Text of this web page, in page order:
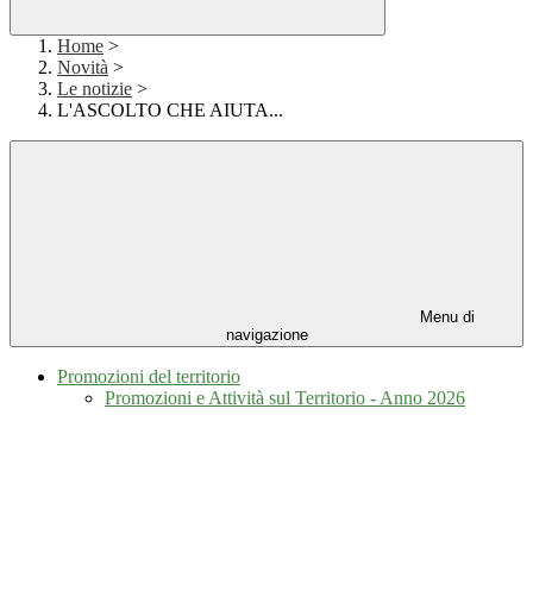
Home >
Novità >
Le notizie >
L'ASCOLTO CHE AIUTA...
Menu di
navigazione
Promozioni del territorio
Promozioni e Attività sul Territorio - Anno 2026